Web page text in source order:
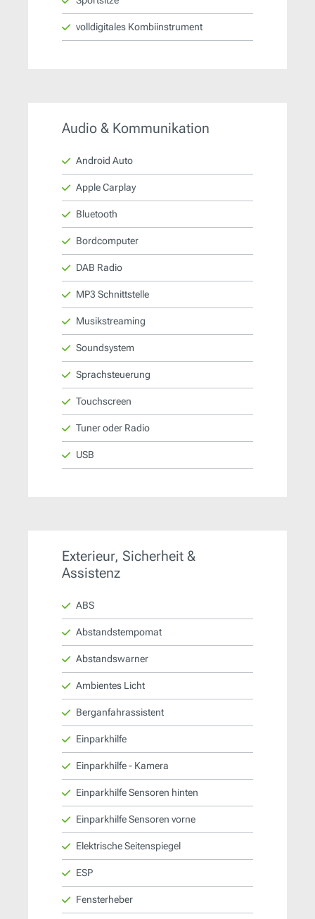
volldigitales Kombiinstrument
Audio & Kommunikation
Android Auto
Apple Carplay
Bluetooth
Bordcomputer
DAB Radio
MP3 Schnittstelle
Musikstreaming
Soundsystem
Sprachsteuerung
Touchscreen
Tuner oder Radio
USB
Exterieur, Sicherheit &
Assistenz
ABS
Abstandstempomat
Abstandswarner
Ambientes Licht
Berganfahrassistent
Einparkhilfe
Einparkhilfe - Kamera
Einparkhilfe Sensoren hinten
Einparkhilfe Sensoren vorne
Elektrische Seitenspiegel
ESP
Fensterheber